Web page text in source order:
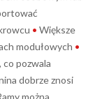
• Większe
modułowych •
pozwala
dobrze znosi